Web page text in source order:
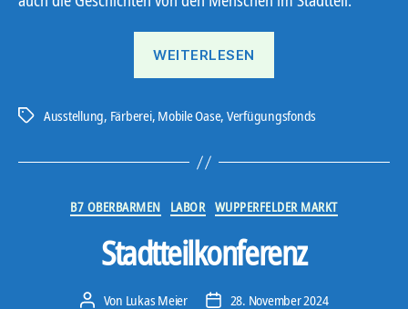
WEITERLESEN
Embassy
Oberbarmen“
Schlagwörter
Ausstellung, Färberei, Mobile Oase, Verfügungsfonds
Kategorien
B7 OBERBARMEN LABOR WUPPERFELDER MARKT
Stadtteilkonferenz
Beitragsautor
Von Lukas Meier Veröffentlichungsdatum
28. November 2024